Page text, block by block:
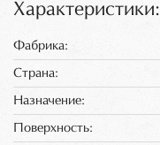
Характеристики:
Фабрика:
Страна:
Назначение:
Поверхность: